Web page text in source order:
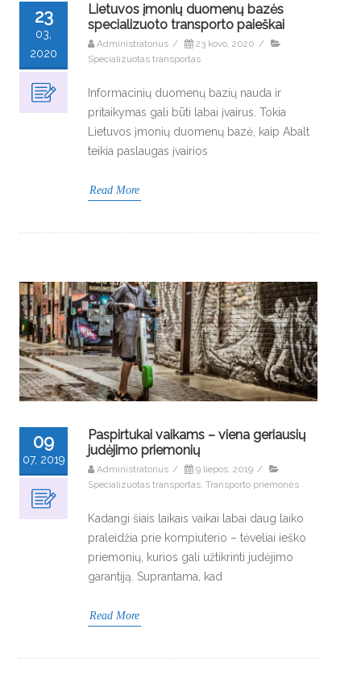
23
03,
2020
Lietuvos įmonių duomenų bazės
specializuoto transporto paieškai
Administratorius / 23 kovo, 2020 /
Specializuotas transportas
Informacinių duomenų bazių nauda ir
pritaikymas gali būti labai įvairus. Tokia
Lietuvos įmonių duomenų bazė, kaip Abalt
teikia paslaugas įvairios
Read More
09
07, 2019
Paspirtukai vaikams – viena geriausių
judėjimo priemonių
Administratorius / 9 liepos, 2019 /
Specializuotas transportas, Transporto priemonės
Kadangi šiais laikais vaikai labai daug laiko
praleidžia prie kompiuterio – tėveliai ieško
priemonių, kurios gali užtikrinti judėjimo
garantiją. Suprantama, kad
Read More